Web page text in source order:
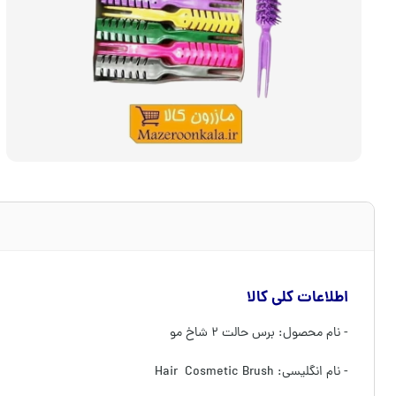
اطلاعات کلی کالا
- نام محصول: برس حالت ۲ شاخ مو
- نام انگلیسی: Hair Cosmetic Brush